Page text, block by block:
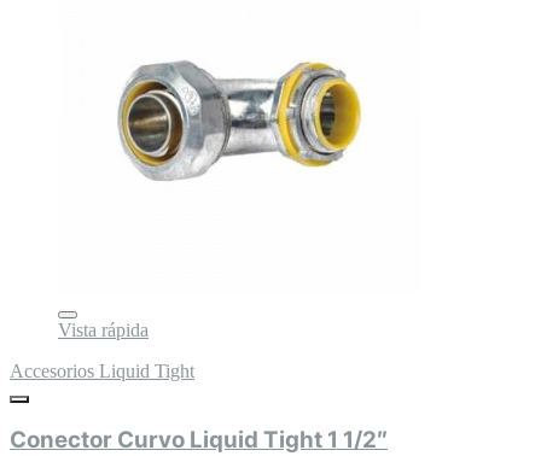
Vista rápida
Accesorios Liquid Tight
Conector Curvo Liquid Tight 1 1/2″